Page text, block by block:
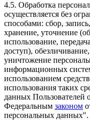
4.5. Обработка
осуществляется без
способами: сбор,
хранение, уточнение
использование,
доступ),
уничтожение
информационных
использованием
использования таких
данных Пользователей
Федеральным законом
персональных данных".